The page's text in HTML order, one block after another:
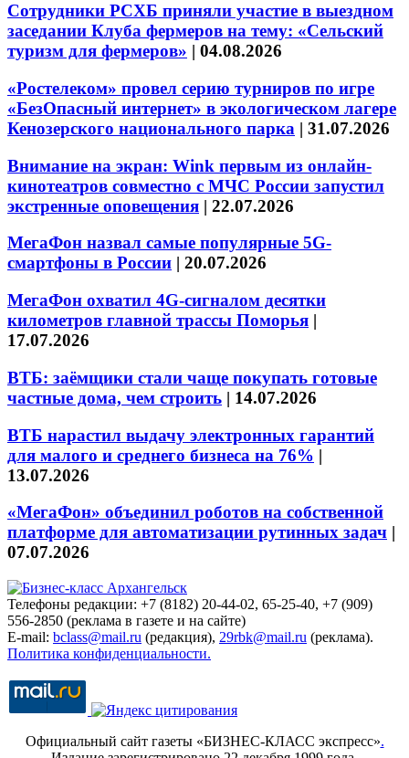
Сотрудники РСХБ приняли участие в выездном
заседании Клуба фермеров на тему: «Сельский
туризм для фермеров» | 04.08.2026
«Ростелеком» провел серию турниров по игре
«БезОпасный интернет» в экологическом лагере
Кенозерского национального парка | 31.07.2026
Внимание на экран: Wink первым из онлайн-
кинотеатров совместно с МЧС России запустил
экстренные оповещения | 22.07.2026
МегаФон назвал самые популярные 5G-
смартфоны в России | 20.07.2026
МегаФон охватил 4G-сигналом десятки
километров главной трассы Поморья |
17.07.2026
ВТБ: заёмщики стали чаще покупать готовые
частные дома, чем строить | 14.07.2026
ВТБ нарастил выдачу электронных гарантий
для малого и среднего бизнеса на 76% |
13.07.2026
«МегаФон» объединил роботов на собственной
платформе для автоматизации рутинных задач |
07.07.2026
Телефоны редакции: +7 (8182) 20-44-02, 65-25-40, +7 (909)
556-2850 (реклама в газете и на сайте)
E-mail: bclass@mail.ru (редакция), 29rbk@mail.ru (реклама).
Политика конфиденциальности.
Официальный сайт газеты «БИЗНЕС-КЛАСС экспресс».